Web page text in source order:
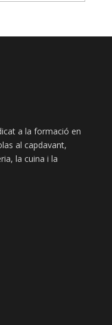
a la formació en
al capdavant,
la cuina i la